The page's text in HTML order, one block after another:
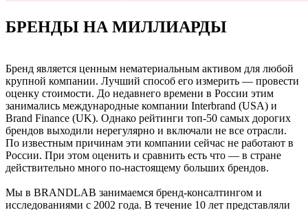
БРЕНДЫ НА МИЛЛИАРДЫ
Бренд является ценным нематериальным активом для любой
крупной компании. Лучший способ его измерить — провести
оценку стоимости. До недавнего времени в России этим
занимались международные компании Interbrand (USA) и
Brand Finance (UK). Однако рейтинги топ-50 самых дорогих
брендов выходили нерегулярно и включали не все отрасли.
По известным причинам эти компании сейчас не работают в
России. При этом оценить и сравнить есть что — в стране
действительно много по-настоящему больших брендов.
Мы в BRANDLAB занимаемся бренд-консалтингом и
исследованиями с 2002 года. В течение 10 лет представляли